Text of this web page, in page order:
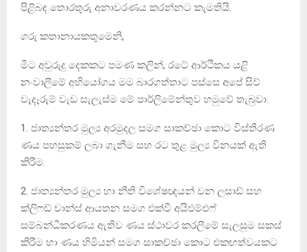
පිළිබඳ තොරතුරු අනාවරණය කරන්නට කැමතියි.
ගරු කතානායකතුමෙනි,
මීට අවුරුදු දෙකකට පමණ කලින්, රටේ ආර්ථිකය යළි
නංවාලීමේ අභියෝගය මම බාරගත්තාට පස්සෙ අපේ සිව්
වැදෑරුම් වැඩ සැලැස්ම මේ පාර්ලිමේන්තුව හමුවේ තැබුවා.
1. ජාත්‍යන්තර මුල්‍ය අරමුදල සමග සාකච්ඡා කොට විස්තීරණ
ණය පහසුකම් ලබා ගැනීම සහ රට තුළ මුල්‍ය විනයක් ඇති
කිරීම.
2. ජාත්‍යන්තර මුල්‍ය හා නීති විශේෂඥයන් වන ලසාඩ් සහ
ක්ලිෆඩ් චාන්ස් ආයතන සමග එක්වී අයිඑම්එෆ්
සම්බන්ධීකරණය ඇතිව ණය ස්ථාවර කරලීමේ සැලසුම සකස්
කිරීම හා ණය හිමියන් සමග සාකච්ඡා කොට එකඟත්වයකට